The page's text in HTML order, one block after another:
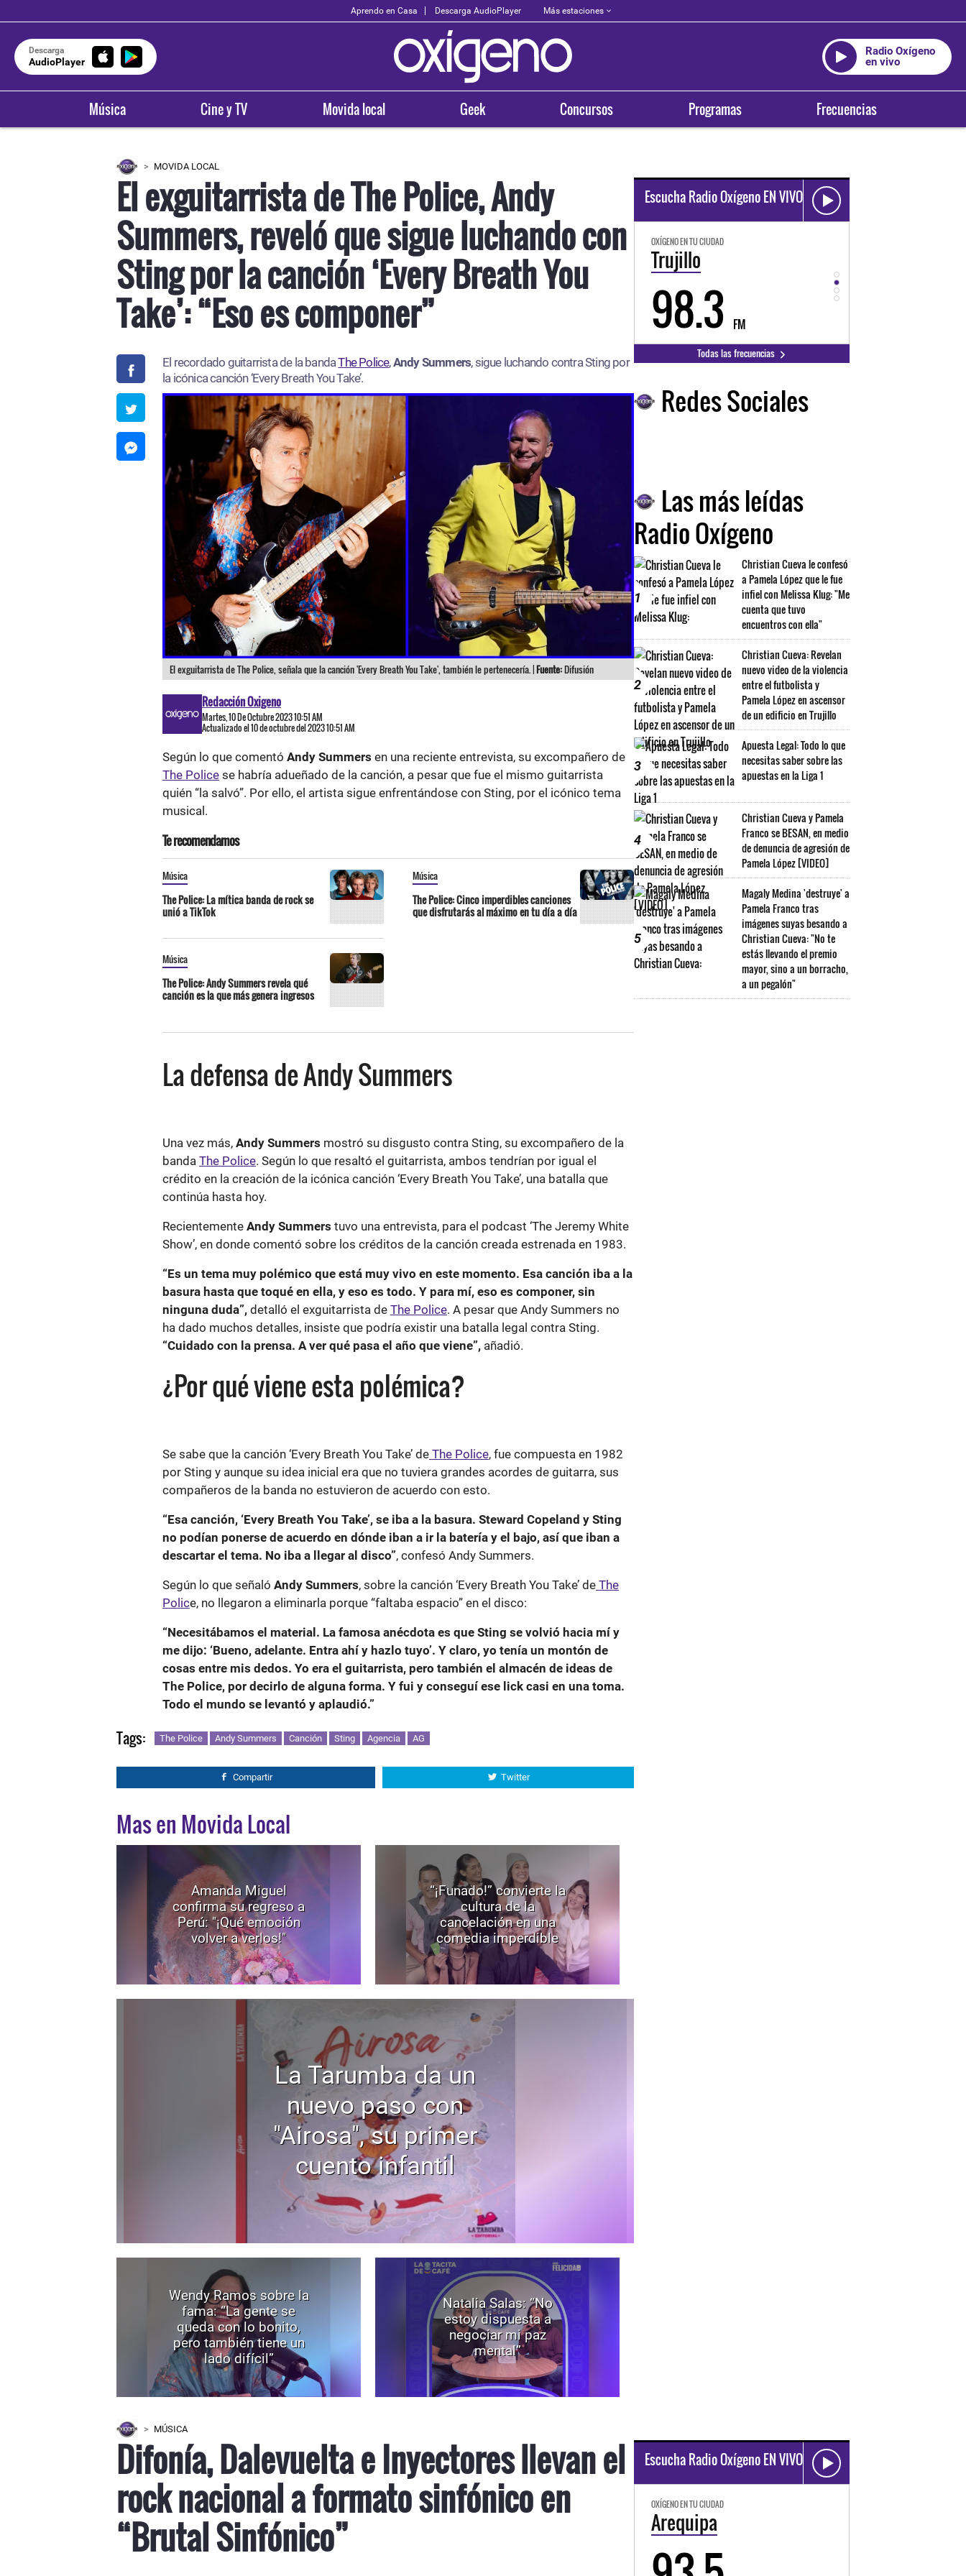
Aprendo en Casa Descarga AudioPlayer Más estaciones
Descarga
AudioPlayer
Radio Oxígeno
en vivo
Música Cine y TV Movida local Geek Concursos Programas Frecuencias
MOVIDA LOCAL
El exguitarrista de The Police, Andy
Summers, reveló que sigue luchando con
Sting por la canción ‘Every Breath You
Take’: “Eso es componer”
El recordado guitarrista de la bandaThe Police,Andy Summers, sigue luchando contra Sting por
la icónica canción ‘Every Breath You Take’.
El exguitarrista de The Police, señala que la canción 'Every Breath You Take', también le pertenecería. |Fuente:Difusión
Redacción Oxigeno
Martes, 10 De Octubre 2023 10:51 AM
Actualizado el 10 de octubre del 2023 10:51 AM
Según lo que comentó Andy Summers en una reciente entrevista, su excompañero de
The Police se habría adueñado de la canción, a pesar que fue el mismo guitarrista
quién “la salvó”. Por ello, el artista sigue enfrentándose con Sting, por el icónico tema
musical.
Te recomendamos
Música
The Police: La mítica banda de rock se
unió a TikTok
Música
The Police: Cinco imperdibles canciones
que disfrutarás al máximo en tu día a día
Música
The Police: Andy Summers revela qué
canción es la que más genera ingresos
La defensa de Andy Summers
Una vez más, Andy Summers mostró su disgusto contra Sting, su excompañero de la
banda The Police. Según lo que resaltó el guitarrista, ambos tendrían por igual el
crédito en la creación de la icónica canción ‘Every Breath You Take’, una batalla que
continúa hasta hoy.
Recientemente Andy Summers tuvo una entrevista, para el podcast ‘The Jeremy White
Show’, en donde comentó sobre los créditos de la canción creada estrenada en 1983.
“Es un tema muy polémico que está muy vivo en este momento. Esa canción iba a la
basura hasta que toqué en ella, y eso es todo. Y para mí, eso es componer, sin
ninguna duda”, detalló el exguitarrista de The Police. A pesar que Andy Summers no
ha dado muchos detalles, insiste que podría existir una batalla legal contra Sting.
“Cuidado con la prensa. A ver qué pasa el año que viene”, añadió.
¿Por qué viene esta polémica?
Se sabe que la canción ‘Every Breath You Take’ de The Police, fue compuesta en 1982
por Sting y aunque su idea inicial era que no tuviera grandes acordes de guitarra, sus
compañeros de la banda no estuvieron de acuerdo con esto.
“Esa canción, ‘Every Breath You Take’, se iba a la basura. Steward Copeland y Sting
no podían ponerse de acuerdo en dónde iban a ir la batería y el bajo, así que iban a
descartar el tema. No iba a llegar al disco”, confesó Andy Summers.
Según lo que señaló Andy Summers, sobre la canción ‘Every Breath You Take’ de The
Police, no llegaron a eliminarla porque “faltaba espacio” en el disco:
“Necesitábamos el material. La famosa anécdota es que Sting se volvió hacia mí y
me dijo: ‘Bueno, adelante. Entra ahí y hazlo tuyo’. Y claro, yo tenía un montón de
cosas entre mis dedos. Yo era el guitarrista, pero también el almacén de ideas de
The Police, por decirlo de alguna forma. Y fui y conseguí ese lick casi en una toma.
Todo el mundo se levantó y aplaudió.”
Tags: The Police Andy Summers Canción Sting Agencia AG
Compartir Twitter
Mas en Movida Local
Amanda Miguel
confirma su regreso a
Perú: "¡Qué emoción
volver a verlos!"
“¡Funado!” convierte la
cultura de la
cancelación en una
comedia imperdible
La Tarumba da un
nuevo paso con
"Airosa", su primer
cuento infantil
Wendy Ramos sobre la
fama: “La gente se
queda con lo bonito,
pero también tiene un
lado difícil”
Natalia Salas: “No
estoy dispuesta a
negociar mi paz
mental”
Escucha Radio Oxígeno EN VIVO
OXÍGENO EN TU CIUDAD
Arequipa
93.5
OXÍGENO EN TU CIUDAD
Trujillo
98.3 FM 94.3
Todas las frecuencias
Redes Sociales
Las más leídas
Radio Oxígeno
1
Christian Cueva le confesó
a Pamela López que le fue
infiel con Melissa Klug: "Me
cuenta que tuvo
encuentros con ella"
2
Christian Cueva: Revelan
nuevo video de la violencia
entre el futbolista y
Pamela López en ascensor
de un edificio en Trujillo
3
Apuesta Legal: Todo lo que
necesitas saber sobre las
apuestas en la Liga 1
4
Christian Cueva y Pamela
Franco se BESAN, en medio
de denuncia de agresión de
Pamela López [VIDEO]
5
Magaly Medina 'destruye' a
Pamela Franco tras
imágenes suyas besando a
Christian Cueva: "No te
estás llevando el premio
mayor, sino a un borracho,
a un pegalón"
MÚSICA
Difonía, Dalevuelta e Inyectores llevan el
rock nacional a formato sinfónico en
“Brutal Sinfónico”
Escucha Radio Oxígeno EN VIVO
OXÍGENO EN TU CIUDAD
Arequipa